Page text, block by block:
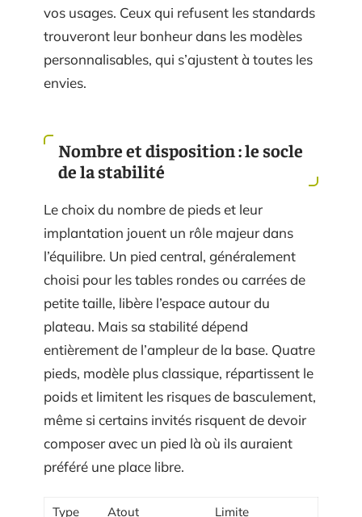
vos usages. Ceux qui refusent les standards
trouveront leur bonheur dans les modèles
personnalisables, qui s’ajustent à toutes les
envies.
Nombre et disposition : le socle
de la stabilité
Le choix du nombre de pieds et leur
implantation jouent un rôle majeur dans
l’équilibre. Un pied central, généralement
choisi pour les tables rondes ou carrées de
petite taille, libère l’espace autour du
plateau. Mais sa stabilité dépend
entièrement de l’ampleur de la base. Quatre
pieds, modèle plus classique, répartissent le
poids et limitent les risques de basculement,
même si certains invités risquent de devoir
composer avec un pied là où ils auraient
préféré une place libre.
Type Atout Limite